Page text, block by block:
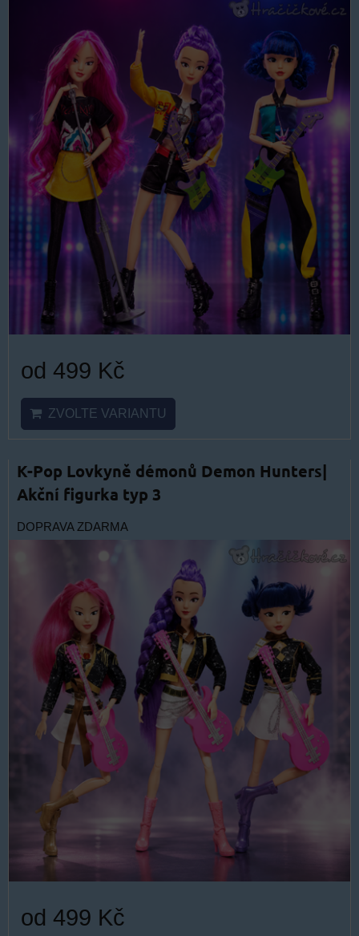
od 499 Kč
ZVOLTE VARIANTU
K-Pop Lovkyně démonů Demon Hunters|
Akční figurka typ 3
DOPRAVA ZDARMA
od 499 Kč